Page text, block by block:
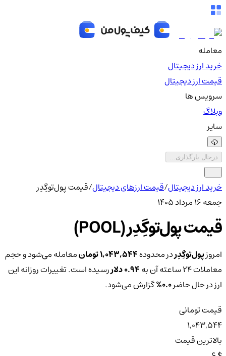
معامله
خرید ارز دیجیتال
قیمت ارز دیجیتال
سرویس ها
وبلاگ
سایر
درحال بارگذاری...
خرید ارز دیجیتال/قیمت ارزهای دیجیتال/قیمت پول‌توگِدِر
جمعه ۱۶ مرداد ۱۴۰۵
قیمت پول‌توگِدِر (POOL)
امروزپول‌توگِدِردر محدوده1,043,544 تومان
معامله می‌شود و حجم
معاملات ۲۴ ساعته آن به
0.94 دلار
رسیده است. تغییرات روزانه این
ارز در حال حاضر0.0% گزارش می‌شود.
قیمت تومانی
1,043,544
بالاترین قیمت